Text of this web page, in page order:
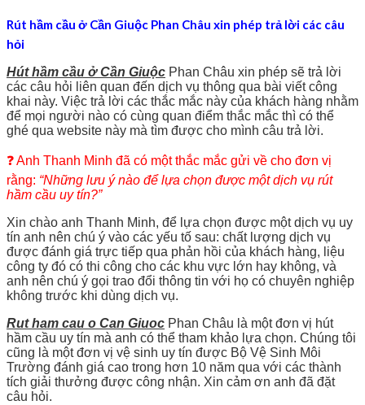
Rút hầm cầu ở Cần Giuộc Phan Châu xin phép trả lời các câu
hỏi
Hút hầm cầu ở Cần Giuộc Phan Châu xin phép sẽ trả lời
các câu hỏi liên quan đến dịch vụ thông qua bài viết công
khai này. Việc trả lời các thắc mắc này của khách hàng nhằm
để mọi người nào có cùng quan điểm thắc mắc thì có thể
ghé qua website này mà tìm được cho mình câu trả lời.
❓ Anh Thanh Minh đã có một thắc mắc gửi về cho đơn vị
rằng: “Những lưu ý nào để lựa chọn được một dịch vụ rút
hầm cầu uy tín?”
Xin chào anh Thanh Minh, để lựa chọn được một dịch vụ uy
tín anh nên chú ý vào các yếu tố sau: chất lượng dịch vụ
được đánh giá trực tiếp qua phản hồi của khách hàng, liệu
công ty đó có thi công cho các khu vực lớn hay không, và
anh nên chú ý gọi trao đổi thông tin với họ có chuyên nghiệp
không trước khi dùng dịch vụ.
Rut ham cau o Can Giuoc Phan Châu là một đơn vị hút
hầm cầu uy tín mà anh có thể tham khảo lựa chọn. Chúng tôi
cũng là một đơn vị vệ sinh uy tín được Bộ Vệ Sinh Môi
Trường đánh giá cao trong hơn 10 năm qua với các thành
tích giải thưởng được công nhận. Xin cảm ơn anh đã đặt
câu hỏi.